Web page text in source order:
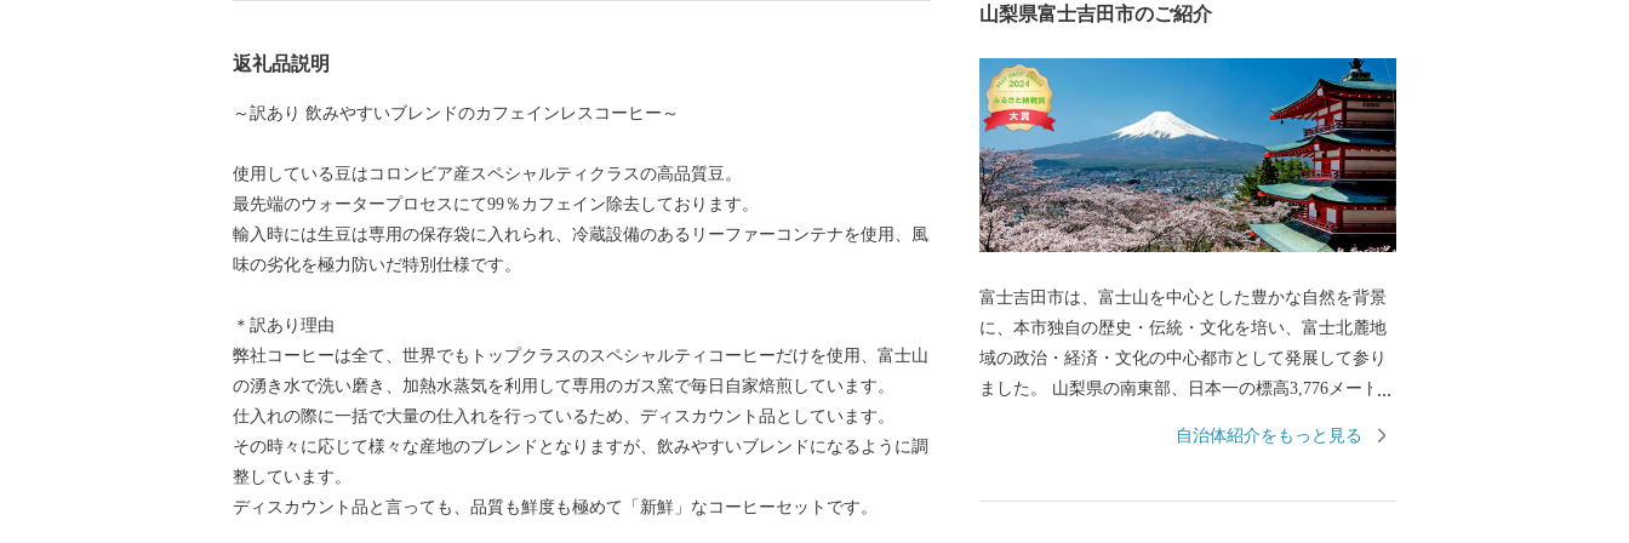
返礼品説明
～訳あり 飲みやすいブレンドのカフェインレスコーヒー～
使用している豆はコロンビア産スペシャルティクラスの高品質豆。
最先端のウォータープロセスにて99％カフェイン除去しております。
輸入時には生豆は専用の保存袋に入れられ、冷蔵設備のあるリーファーコンテナを使用、風
味の劣化を極力防いだ特別仕様です。
＊訳あり理由
弊社コーヒーは全て、世界でもトップクラスのスペシャルティコーヒーだけを使用、富士山
の湧き水で洗い磨き、加熱水蒸気を利用して専用のガス窯で毎日自家焙煎しています。
仕入れの際に一括で大量の仕入れを行っているため、ディスカウント品としています。
その時々に応じて様々な産地のブレンドとなりますが、飲みやすいブレンドになるように調
整しています。
ディスカウント品と言っても、品質も鮮度も極めて「新鮮」なコーヒーセットです。
山梨県富士吉田市のご紹介
富士吉田市は、富士山を中心とした豊かな自然を背景
に、本市独自の歴史・伝統・文化を培い、富士北麓地
域の政治・経済・文化の中心都市として発展して参り
ました。 山梨県の南東部、日本一の標高3,776メートル
ルの市街地を形成する高原都市です。 古くから、富士
自治体紹介をもっと見る